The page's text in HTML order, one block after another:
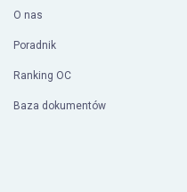
O nas
Poradnik
Ranking OC
Baza dokumentów